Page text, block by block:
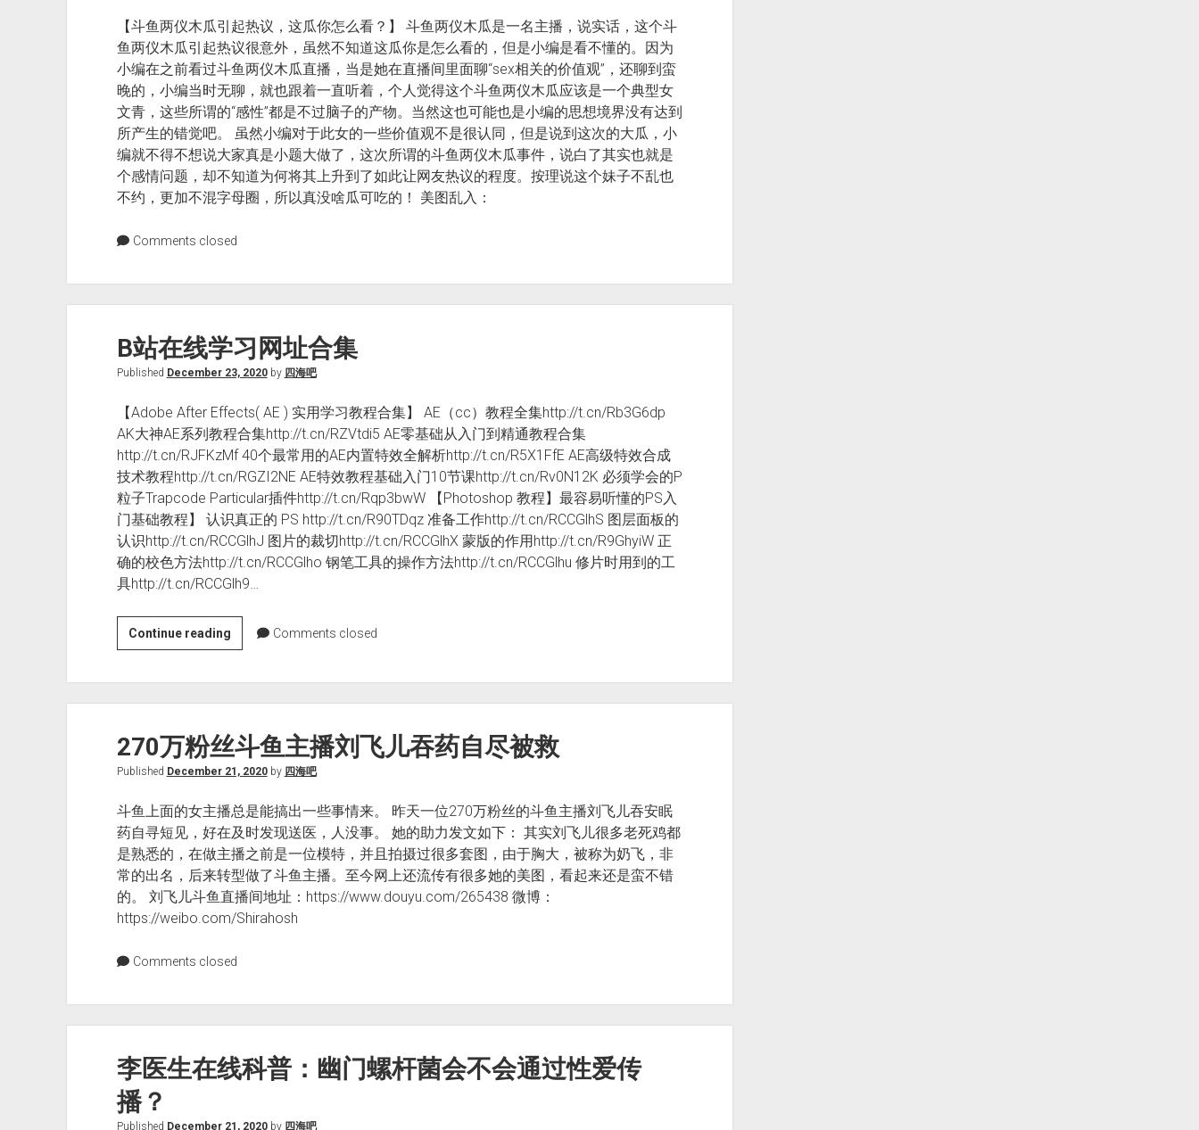
【斗鱼两仪木瓜引起热议，这瓜你怎么看？】 斗鱼两仪木瓜是一名主播，说实话，这个斗
鱼两仪木瓜引起热议很意外，虽然不知道这瓜你是怎么看的，但是小编是看不懂的。因为
小编在之前看过斗鱼两仪木瓜直播，当是她在直播间里面聊“sex相关的价值观”，还聊到蛮
晚的，小编当时无聊，就也跟着一直听着，个人觉得这个斗鱼两仪木瓜应该是一个典型女
文青，这些所谓的“感性”都是不过脑子的产物。当然这也可能也是小编的思想境界没有达到
所产生的错觉吧。 虽然小编对于此女的一些价值观不是很认同，但是说到这次的大瓜，小
编就不得不想说大家真是小题大做了，这次所谓的斗鱼两仪木瓜事件，说白了其实也就是
个感情问题，却不知道为何将其上升到了如此让网友热议的程度。按理说这个妹子不乱也
不约，更加不混字母圈，所以真没啥瓜可吃的！ 美图乱入：
Comments closed
B站在线学习网址合集
Published December 23, 2020by 四海吧
【Adobe After Effects( AE ) 实用学习教程合集】 AE（cc）教程全集http://t.cn/Rb3G6dp
AK大神AE系列教程合集http://t.cn/RZVtdi5 AE零基础从入门到精通教程合集
http://t.cn/RJFKzMf 40个最常用的AE内置特效全解析http://t.cn/R5X1FfE AE高级特效合成
技术教程http://t.cn/RGZI2NE AE特效教程基础入门10节课http://t.cn/Rv0N12K 必须学会的P
粒子Trapcode Particular插件http://t.cn/Rqp3bwW 【Photoshop 教程】最容易听懂的PS入
门基础教程】 认识真正的 PS http://t.cn/R90TDqz 准备工作http://t.cn/RCCGlhS 图层面板的
认识http://t.cn/RCCGlhJ 图片的裁切http://t.cn/RCCGlhX 蒙版的作用http://t.cn/R9GhyiW 正
确的校色方法http://t.cn/RCCGlho 钢笔工具的操作方法http://t.cn/RCCGlhu 修片时用到的工
具http://t.cn/RCCGlh9…
Continue readingB
站
习
网
合
集
Comments closed
270万粉丝斗鱼主播刘飞儿吞药自尽被救
Published December 21, 2020by 四海吧
斗鱼上面的女主播总是能搞出一些事情来。 昨天一位270万粉丝的斗鱼主播刘飞儿吞安眠
药自寻短见，好在及时发现送医，人没事。 她的助力发文如下： 其实刘飞儿很多老死鸡都
是熟悉的，在做主播之前是一位模特，并且拍摄过很多套图，由于胸大，被称为奶飞，非
常的出名，后来转型做了斗鱼主播。至今网上还流传有很多她的美图，看起来还是蛮不错
的。 刘飞儿斗鱼直播间地址：https://www.douyu.com/265438 微博：
https://weibo.com/Shirahosh
Comments closed
李医生在线科普：幽门螺杆菌会不会通过性爱传
播？
Published December 21, 2020by 四海吧